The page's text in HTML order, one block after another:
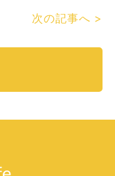
次の記事へ >